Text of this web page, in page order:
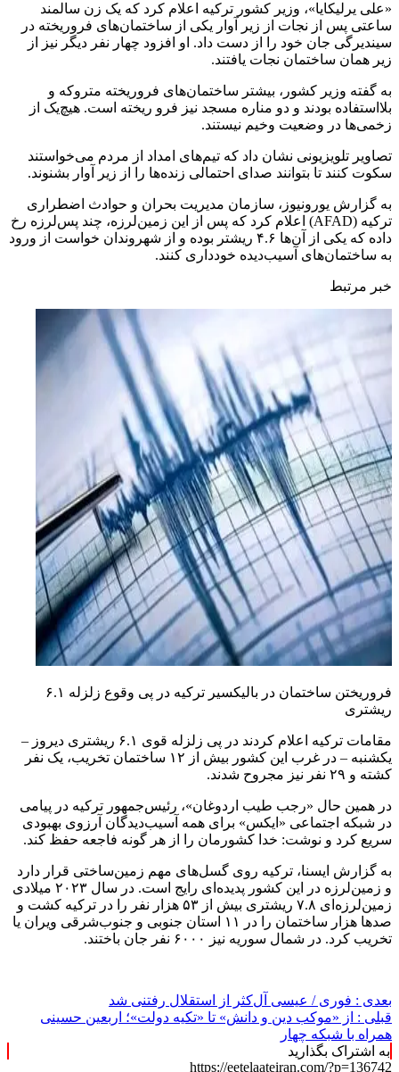
«علی یرلیکایا»، وزیر کشور ترکیه اعلام کرد که یک زن سالمند
ساعتی پس از نجات از زیر آوار یکی از ساختمان‌های فروریخته در
سیندیرگی جان خود را از دست داد. او افزود چهار نفر دیگر نیز از
زیر همان ساختمان نجات یافتند.
به گفته وزیر کشور، بیشتر ساختمان‌های فروریخته متروکه و
بلااستفاده بودند و دو مناره مسجد نیز فرو ریخته است. هیچ‌یک از
زخمی‌ها در وضعیت وخیم نیستند.
تصاویر تلویزیونی نشان داد که تیم‌های امداد از مردم می‌خواستند
سکوت کنند تا بتوانند صدای احتمالی زنده‌ها را از زیر آوار بشنوند.
به گزارش یورونیوز، سازمان مدیریت بحران و حوادث اضطراری
ترکیه (AFAD) اعلام کرد که پس از این زمین‌لرزه، چند پس‌لرزه رخ
داده که یکی از آن‌ها ۴.۶ ریشتر بوده و از شهروندان خواست از ورود
به ساختمان‌های آسیب‌دیده خودداری کنند.
خبر مرتبط
فروریختن ساختمان در بالیکسیر ترکیه در پی وقوع زلزله ۶.۱
ریشتری
مقامات ترکیه اعلام کردند در پی زلزله قوی ۶.۱ ریشتری دیروز –
یکشنبه – در غرب این کشور بیش از ۱۲ ساختمان تخریب، یک نفر
کشته و ۲۹ نفر نیز مجروح شدند.
در همین حال «رجب طیب اردوغان»، رئیس‌جمهور ترکیه در پیامی
در شبکه اجتماعی «ایکس» برای همه آسیب‌دیدگان آرزوی بهبودی
سریع کرد و نوشت: خدا کشورمان را از هر گونه فاجعه حفظ کند.
به گزارش ایسنا، ترکیه روی گسل‌های مهم زمین‌ساختی قرار دارد
و زمین‌لرزه در این کشور پدیده‌ای رایج است. در سال ۲۰۲۳ میلادی
زمین‌لرزه‌ای ۷.۸ ریشتری بیش از ۵۳ هزار نفر را در ترکیه کشت و
صدها هزار ساختمان را در ۱۱ استان جنوبی و جنوب‌شرقی ویران یا
تخریب کرد. در شمال سوریه نیز ۶۰۰۰ نفر جان باختند.
بعدی : فوری / عیسی آل‌کثر از استقلال رفتنی شد
قبلی :
از «موکب دین و دانش» تا «تکیه‎‌ دولت»؛ اربعین حسینی
همراه با شبکه چهار
به اشتراک بگذارید
https://eetelaateiran.com/?p=136742